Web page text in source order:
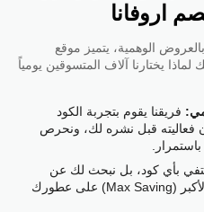
اروفانا
الوهمية، يتميز موقع
لماذا يختارنا آلاف المتسوقين يومياً
فريقنا يقوم بتجربة الكود
قبل نشره لك، ونحرص
بأي كود، بل نبحث لك عن
الكوبون الذي يمنحك التوفير الأكبر (Max Saving) على عطورك